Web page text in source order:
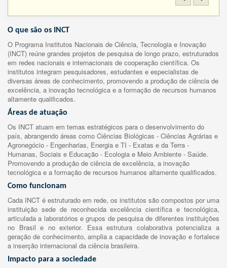
O que são os INCT
O Programa Institutos Nacionais de Ciência, Tecnologia e Inovação
(INCT) reúne grandes projetos de pesquisa de longo prazo, estruturados
em redes nacionais e internacionais de cooperação científica. Os
institutos integram pesquisadores, estudantes e especialistas de
diversas áreas de conhecimento, promovendo a produção de ciência de
excelência, a inovação tecnológica e a formação de recursos humanos
altamente qualificados.
Áreas de atuação
Os INCT atuam em temas estratégicos para o desenvolvimento do
país, abrangendo áreas como Ciências Biológicas - Ciências Agrárias e
Agronegócio - Engenharias, Energia e TI - Exatas e da Terra -
Humanas, Sociais e Educação - Ecologia e Meio Ambiente - Saúde.
Promovendo a produção de ciência de excelência, a inovação
tecnológica e a formação de recursos humanos altamente qualificados.
Como funcionam
Cada INCT é estruturado em rede, os institutos são compostos por uma
instituição sede de reconhecida excelência científica e tecnológica,
articulada a laboratórios e grupos de pesquisa de diferentes instituições
no Brasil e no exterior. Essa estrutura colaborativa potencializa a
geração de conhecimento, amplia a capacidade de inovação e fortalece
a inserção internacional da ciência brasileira.
Impacto para a sociedade